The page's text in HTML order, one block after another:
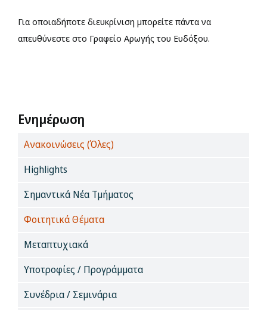
Για οποιαδήποτε διευκρίνιση μπορείτε πάντα να
απευθύνεστε στο Γραφείο Αρωγής του Ευδόξου.
Ενημέρωση
Ανακοινώσεις (Όλες)
Highlights
Σημαντικά Νέα Τμήματος
Φοιτητικά Θέματα
Μεταπτυχιακά
Υποτροφίες / Προγράμματα
Συνέδρια / Σεμινάρια